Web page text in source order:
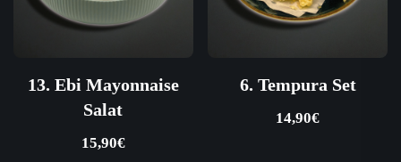
13. Ebi Mayonnaise
Salat
15,90€
6. Tempura Set
14,90€